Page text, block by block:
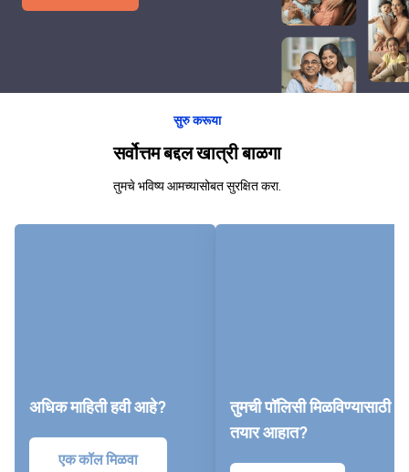
सुरु करूया
सर्वोत्तम बद्दल खात्री बाळगा
तुमचे भविष्य आमच्यासोबत सुरक्षित करा.
अधिक माहिती हवी आहे?
एक कॉल मिळवा
तुमची पॉलिसी मिळविण्यासाठी
तयार आहात?